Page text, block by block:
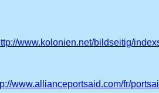
www.kolonien.net/bildseitig/
www.allianceportsaid.com/fr/